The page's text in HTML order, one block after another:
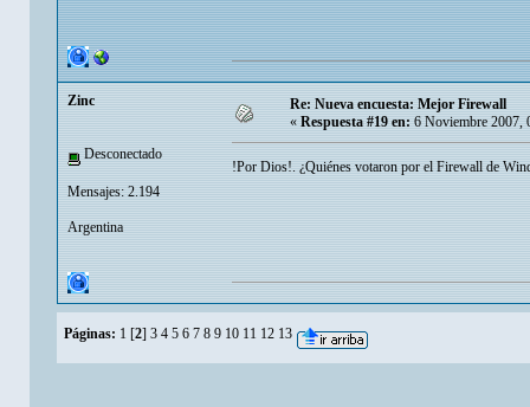
Zinc
Desconectado
Mensajes: 2.194
Argentina
Re: Nueva encuesta: Mejor Firewall
« Respuesta #19 en: 6 Noviembre 2007,
!Por Dios!. ¿Quiénes votaron por el Firewall de
Páginas: 1 [2] 3 4 5 6 7 8 9 10 11 12 13